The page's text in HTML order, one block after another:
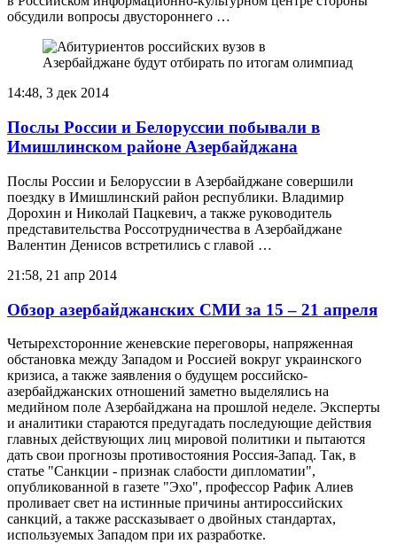
обсудили вопросы двустороннего …
14:48, 3 дек 2014
Послы России и Белоруссии побывали в
Имишлинском районе Азербайджана
Послы России и Белоруссии в Азербайджане совершили
поездку в Имишлинский район республики. Владимир
Дорохин и Николай Пацкевич, а также руководитель
представительства Россотрудничества в Азербайджане
Валентин Денисов встретились с главой …
21:58, 21 апр 2014
Обзор азербайджанских СМИ за 15 – 21 апреля
Четырехсторонние женевские переговоры, напряженная
обстановка между Западом и Россией вокруг украинского
кризиса, а также заявления о будущем российско-
азербайджанских отношений заметно выделялись на
медийном поле Азербайджана на прошлой неделе. Эксперты
и аналитики стараются предугадать последующие действия
главных действующих лиц мировой политики и пытаются
дать свои прогнозы противостояния Россия-Запад. Так, в
статье "Санкции - признак слабости дипломатии",
опубликованной в газете "Эхо", профессор Рафик Алиев
проливает свет на истинные причины антироссийских
санкций, а также рассказывает о двойных стандартах,
используемых Западом при их разработке.